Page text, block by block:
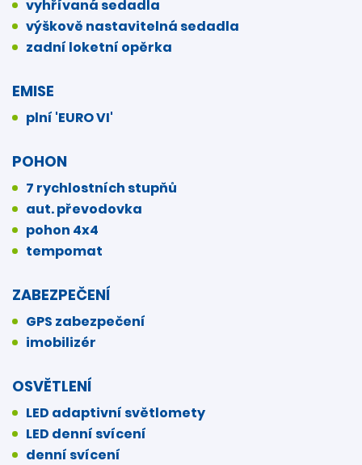
vyhřívaná sedadla
výškově nastavitelná sedadla
zadní loketní opěrka
EMISE
plní 'EURO VI'
POHON
7 rychlostních stupňů
aut. převodovka
pohon 4x4
tempomat
ZABEZPEČENÍ
GPS zabezpečení
imobilizér
OSVĚTLENÍ
LED adaptivní světlomety
LED denní svícení
denní svícení